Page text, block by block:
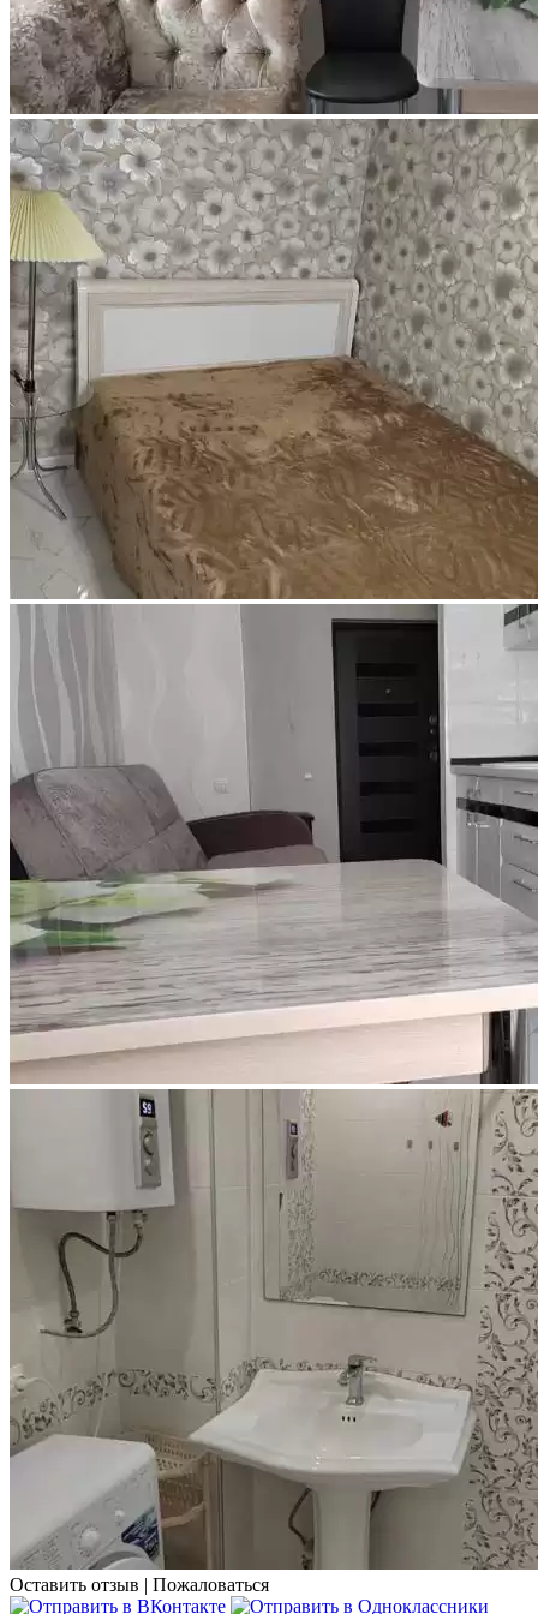
Оставить отзыв | Пожаловаться